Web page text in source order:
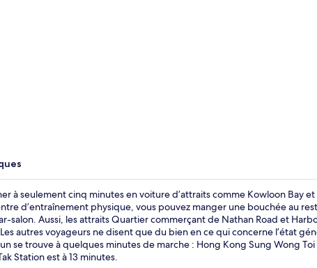
à seulement cinq minutes en voiture d’attraits comme Kowloon Bay
d’entraînement physique, vous pouvez manger une bouchée au
salon. Aussi, les attraits Quartier commerçant de Nathan Road et
autres voyageurs ne disent que du bien en ce qui concerne l’état
se trouve à quelques minutes de marche : Hong Kong Sung Wong Toi
Station est à 13 minutes.